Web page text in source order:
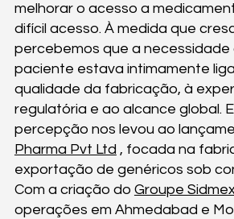
melhorar o acesso a
difícil acesso. À medida que
percebemos que a necessidade
paciente estava intimamente
qualidade da fabricação, à
regulatória e ao alcance global.
percepção nos levou ao
Pharma Pvt Ltd , focada na
exportação de genéricos sob
Com a criação do Groupe
operações em Ahmedabad e